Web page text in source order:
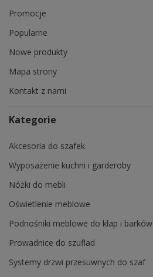
Promocje
Popularne
Nowe produkty
Mapa strony
Kontakt z nami
Kategorie
Akcesoria do szafek
Wyposażenie kuchni i garderoby
Nóżki do mebli
Oświetlenie meblowe
Podnośniki meblowe do klap i barków
Prowadnice do szuflad
Systemy drzwi przesuwnych do szaf